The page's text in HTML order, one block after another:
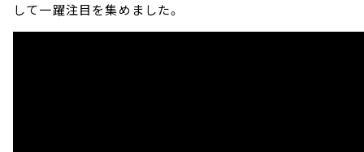
して一躍注目を集めました。